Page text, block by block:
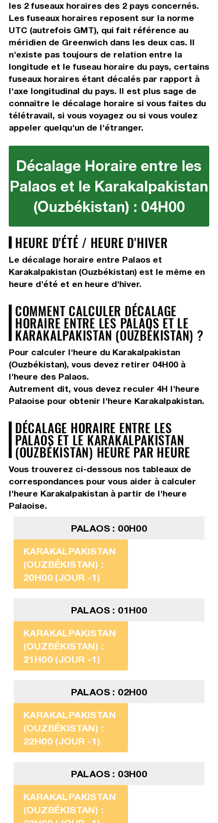
les 2 fuseaux horaires des 2 pays concernés.
Les fuseaux horaires reposent sur la norme
UTC (autrefois GMT), qui fait référence au
méridien de Greenwich dans les deux cas. Il
n'existe pas toujours de relation entre la
longitude et le fuseau horaire du pays, certains
fuseaux horaires étant décalés par rapport à
l'axe longitudinal du pays. Il est plus sage de
connaître le décalage horaire si vous faites du
télétravail, si vous voyagez ou si vous voulez
appeler quelqu'un de l'étranger.
Décalage Horaire entre les
Palaos et le Karakalpakistan
(Ouzbékistan) : 04H00
HEURE D'ÉTÉ / HEURE D'HIVER
Le décalage horaire entre Palaos et
Karakalpakistan (Ouzbékistan) est le même en
heure d'été et en heure d'hiver.
COMMENT CALCULER DÉCALAGE
HORAIRE ENTRE LES PALAOS ET LE
KARAKALPAKISTAN (OUZBÉKISTAN) ?
Pour calculer l'heure du Karakalpakistan
(Ouzbékistan), vous devez retirer 04H00à
l'heure des Palaos.
Autrement dit, vous devez reculer 4H l'heure
Palaoise pour obtenir l'heure Karakalpakistan.
DÉCALAGE HORAIRE ENTRE LES
PALAOS ET LE KARAKALPAKISTAN
(OUZBÉKISTAN) HEURE PAR HEURE
Vous trouverez ci-dessous nos tableaux de
correspondances pour vous aider à calculer
l'heure Karakalpakistan à partir de l'heure
Palaoise.
PALAOS : 00H00
KARAKALPAKISTAN
(OUZBÉKISTAN) :
20H00 (JOUR -1)
PALAOS : 01H00
KARAKALPAKISTAN
(OUZBÉKISTAN) :
21H00 (JOUR -1)
PALAOS : 02H00
KARAKALPAKISTAN
(OUZBÉKISTAN) :
22H00 (JOUR -1)
PALAOS : 03H00
KARAKALPAKISTAN
(OUZBÉKISTAN) :